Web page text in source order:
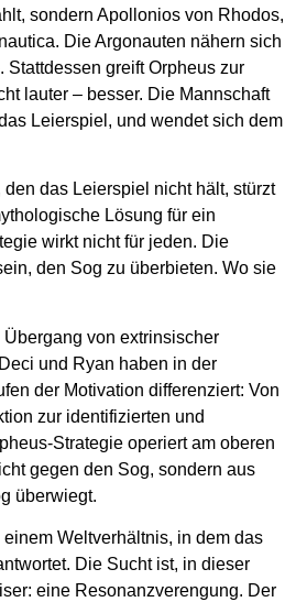
sondern Apollonios von Rhodos,
Die Argonauten nähern sich
greift Orpheus zur
lauter – besser. Die Mannschaft
Leierspiel, und wendet sich dem
das Leierspiel nicht hält, stürzt
Lösung für ein
wirkt nicht für jeden. Die
den Sog zu überbieten. Wo sie
von extrinsischer
und Ryan haben in der
der Motivation differenziert: Von
zur identifizierten und
Strategie operiert am oberen
gegen den Sog, sondern aus
überwiegt.
Weltverhältnis, in dem das
Die Sucht ist, in dieser
eine Resonanzverengung. Der